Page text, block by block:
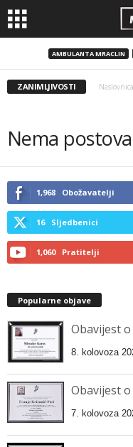
AMBULANTA MRACLIN
ZANIMLJIVOSTI Naslovnica
Nema
1,968 Obožavatelji
16 Sljedbenici
1,060 Pratitelji
Popularne objave
Obavijest
8. kolovoza
Obavijest
7. kolovoza